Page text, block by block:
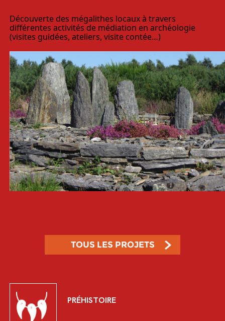
Découverte des mégalithes locaux à travers
différentes activités de médiation en archéologie
(visites guidées, ateliers, visite contée…)
TOUS LES PROJETS
PRÉHISTOIRE